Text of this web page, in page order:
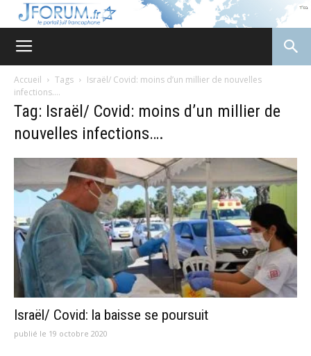
Accueil Tags
Israël/ Covid: moins d’un millier de nouvelles
infections….
Tag: Israël/ Covid: moins d’un millier de
nouvelles infections….
Israël/ Covid: la baisse se poursuit
publié le 19 octobre 2020